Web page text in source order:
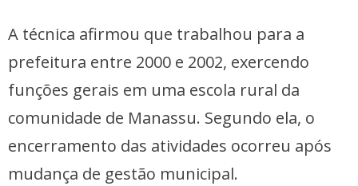
A técnica afirmou que trabalhou para a
prefeitura entre 2000 e 2002, exercendo
funções gerais em uma escola rural da
comunidade de Manassu. Segundo ela, o
encerramento das atividades ocorreu após
mudança de gestão municipal.